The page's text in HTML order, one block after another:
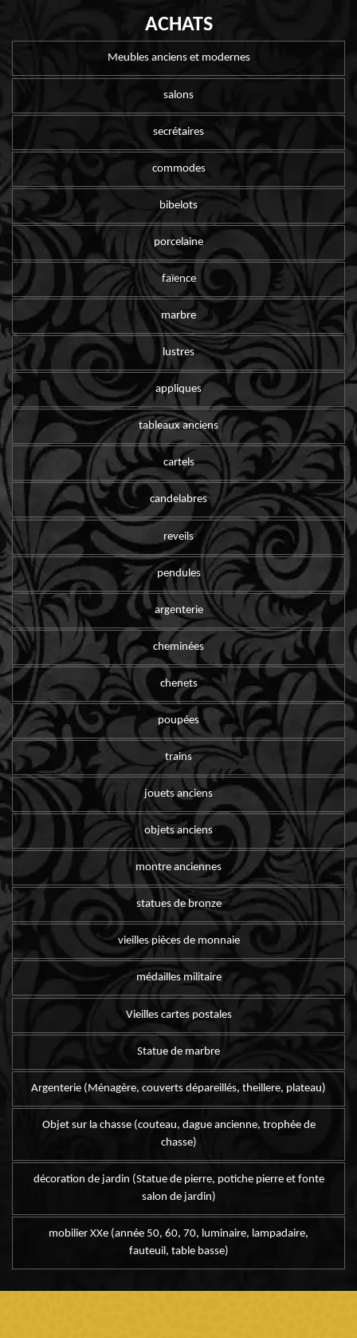
ACHATS
Meubles anciens et modernes
salons
secrétaires
commodes
bibelots
porcelaine
faïence
marbre
lustres
appliques
tableaux anciens
cartels
candelabres
reveils
pendules
argenterie
cheminées
chenets
poupées
trains
jouets anciens
objets anciens
montre anciennes
statues de bronze
vieilles pièces de monnaie
médailles militaire
Vieilles cartes postales
Statue de marbre
Argenterie (Ménagère, couverts dépareillés, theillere, plateau)
Objet sur la chasse (couteau, dague ancienne, trophée de
chasse)
décoration de jardin (Statue de pierre, potiche pierre et fonte
salon de jardin)
mobilier XXe (année 50, 60, 70, luminaire, lampadaire,
fauteuil, table basse)